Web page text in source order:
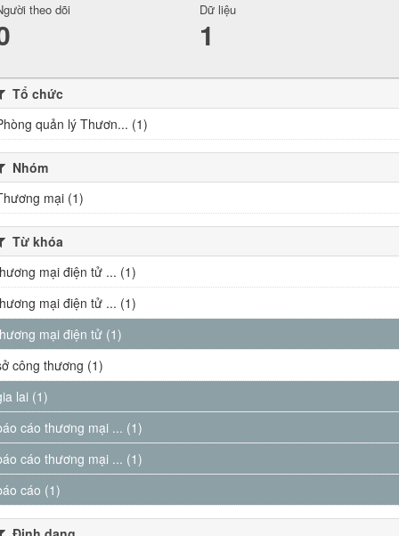
theo dõi Dữ liệu
1
Tổ chức
quản lý Thươn... (1)
Nhóm
mại (1)
Từ khóa
mại điện tử ... (1)
mại điện tử ... (1)
mại điện tử (1)
công thương (1)
lai (1)
cáo thương mại ... (1)
cáo thương mại ... (1)
cáo (1)